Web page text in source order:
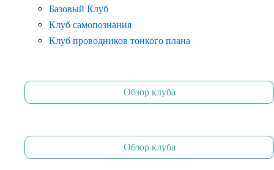
Базовый Клуб
Клуб самопознания
Клуб проводников тонкого плана
Обзор клуба
Обзор клуба